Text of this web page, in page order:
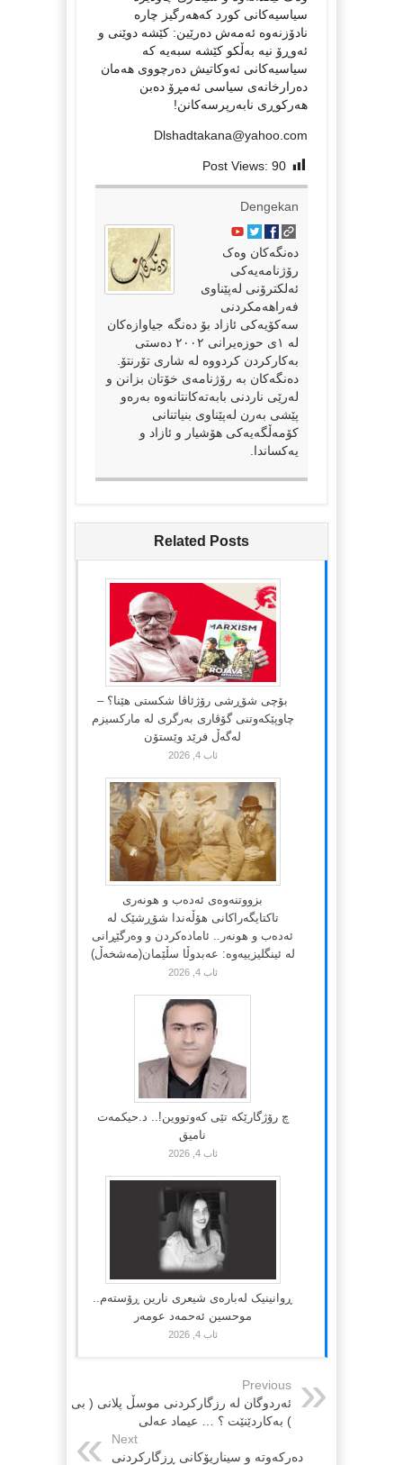
سیاسیه‌کانی کورد که‌هه‌رگیز چاره‌
نادۆزنه‌وه‌ ئه‌مه‌ش ده‌رێین: کێشه‌ دوێنی و
ئه‌وڕۆ نیه‌ به‌ڵکو کێشه‌ سبه‌یه‌ که‌
سیاسیه‌کانی ئه‌وکاتیش ده‌رچووی هه‌مان
ده‌رارخانه‌ی سیاسی ئه‌مڕۆ ده‌بن
هه‌رکوڕی نابه‌رپرسه‌کانن!
Dlshadtakana@yahoo.com
Post Views: 90
Dengekan
دەنگەکان وەک
رۆژنامەیەکی
ئەلکترۆنی لەپێناوی
فەراهەمکردنی
سەکۆیەکی ئازاد بۆ دەنگە جیاوازەکان
لە ١ی حوزەیرانی ٢٠٠٢ دەستی
بەکارکردن کردووە لە شاری تۆرنتۆ.
دەنگەکان بە رۆژنامەی خۆتان بزانن و
لەرێی ناردنی بابەتەکانتانەوە بەرەو
پێشی بەرن لەپێناوی بنیاتنانی
کۆمەڵگەیەکی هۆشیار و ئازاد و
یەکساندا.
Related Posts
بۆچی شۆڕشی رۆژئاڤا شکستی هێنا؟ –
چاوپێکەوتنی گۆڤاری بەرگری لە مارکسیزم
لەگەڵ فرێد وێستۆن
ئاب 4, 2026
بزووتنەوەی ئەدەب و هونەری
تاکتایگەراکانی هۆڵەندا شۆڕشێک لە
ئەدەب و هونەر.. ئامادەکردن و وەرگێڕانی
لە ئینگلیزییەوە: عەبدوڵا سڵێمان(مەشخەڵ)
ئاب 4, 2026
چ رۆژگارێکە تێی کەوتووین!.. د.حیکمەت
نامیق
ئاب 4, 2026
ڕوانینیک لەبارەى شیعرى نارین ڕۆستەم..
موحسین ئەحمەد عومەر
ئاب 4, 2026
Previous
ئه‌ردوگان له‌ رزگاركردنی موسڵ پلانی ( بی
) به‌كاردێنێت ؟ … عیماد عه‌لی
Next
دەرکەوتە و سیناریۆکانی ڕزگارکردنی